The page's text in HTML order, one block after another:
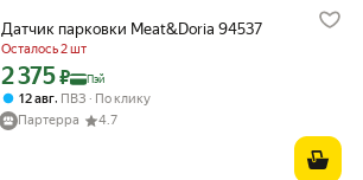
Датчик парковки Meat&Doria 94537
Осталось 2 шт
Цена с картой Яндекс Пэй 2375 ₽ вместо
2 375₽ Пэй
12 авг, ПВЗ
По клику
Партерра
4.7